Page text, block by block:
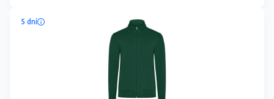
5 dní